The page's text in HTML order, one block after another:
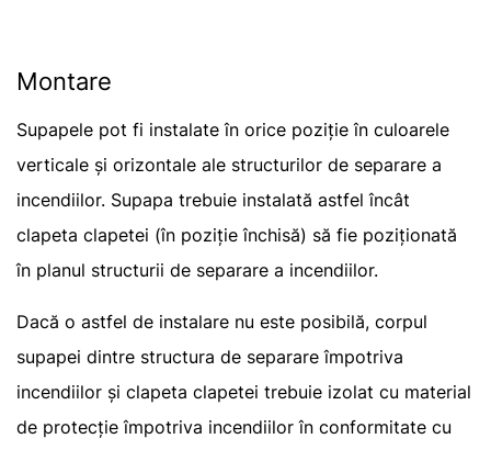
Montare
Supapele pot fi instalate în orice poziție în culoarele
verticale și orizontale ale structurilor de separare a
incendiilor. Supapa trebuie instalată astfel încât
clapeta clapetei (în poziție închisă) să fie poziționată
în planul structurii de separare a incendiilor.
Dacă o astfel de instalare nu este posibilă, corpul
supapei dintre structura de separare împotriva
incendiilor și clapeta clapetei trebuie izolat cu material
de protecție împotriva incendiilor în conformitate cu